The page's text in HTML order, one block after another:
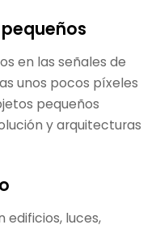
en las señales de
unos pocos píxeles
pequeños
y arquitecturas
edificios, luces,